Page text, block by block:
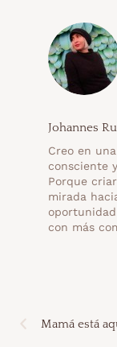
Johannes
Creo en
consciente
Porque
mirada
con más
Mamá está